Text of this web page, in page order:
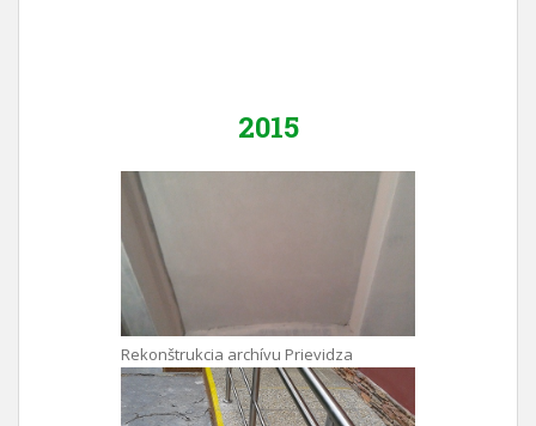
2015
Rekonštrukcia archívu Prievidza